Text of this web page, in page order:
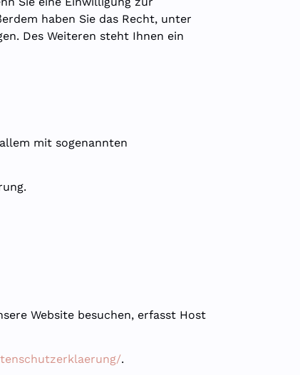
haben Sie das Recht, unter
Des Weiteren steht Ihnen ein
mit sogenannten
Website besuchen, erfasst Host
.